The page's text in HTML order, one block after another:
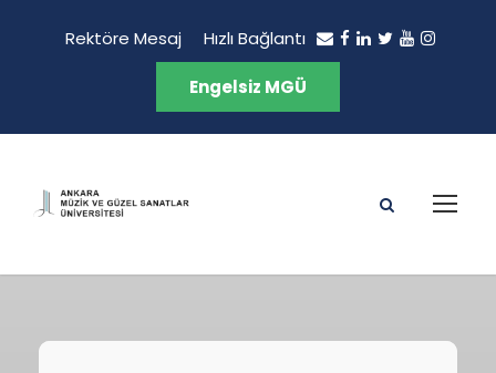
Rektöre Mesaj Hızlı Bağlantı
Engelsiz MGÜ